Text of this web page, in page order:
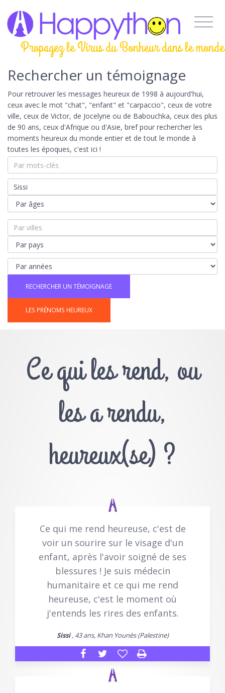
Propagez le Virus du Bonheur dans le monde
Rechercher un témoignage
Pour retrouver les messages heureux de 1998 à aujourd'hui,
ceux avec le mot "chat", "enfant" et "carpaccio", ceux de votre
ville, ceux de Victor, de Jocelyne ou de Babouchka, ceux des plus
de 90 ans, ceux d'Afrique ou d'Asie, bref pour rechercher les
moments heureux du monde entier et de tout le monde à
toutes les époques, c'est ici !
LES PRÉNOMS HEUREUX
Ce qui les rend, ou
les a rendu,
heureux(se) ?
Ce qui me rend heureuse, c'est de
voir un sourire sur le visage d'un
enfant, après l'avoir soigné de ses
blessures ! Je suis médecin
humanitaire et ce qui me rend
heureuse, c'est le moment où
j'entends les rires des enfants.
Sissi, 43 ans, Khan Younès (Palestine)